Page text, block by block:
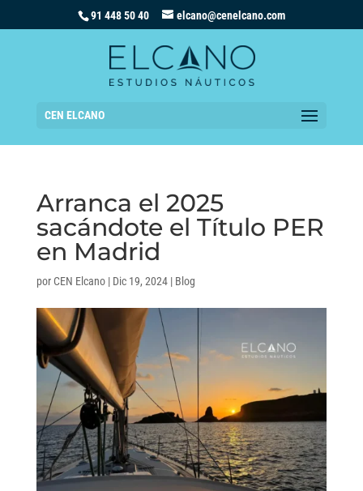
91 448 50 40 elcano@cenelcano.com
CEN ELCANO
Arranca el 2025
sacándote el Título PER
en Madrid
por CEN Elcano| Dic 19, 2024| Blog